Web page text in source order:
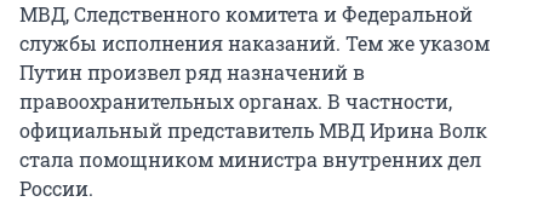
МВД, Следственного комитета и Федеральной
службы исполнения наказаний. Тем же указом
Путин произвел ряд назначений в
правоохранительных органах. В частности,
официальный представитель МВД Ирина Волк
стала помощником министра внутренних дел
России.